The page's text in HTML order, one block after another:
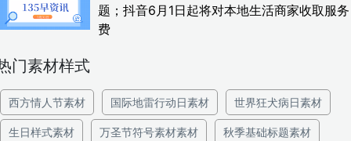
题；抖音6月1日起将对本地生活商家收取服务
费
门素材样式
西方情人节素材 国际地雷行动日素材 世界狂犬病日素材
生日样式素材 万圣节符号素材素材 秋季基础标题素材